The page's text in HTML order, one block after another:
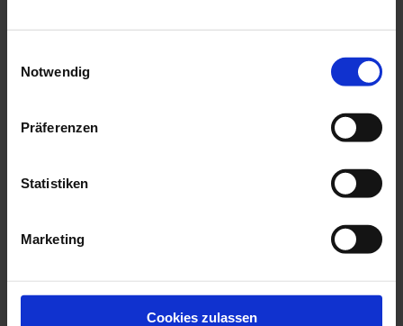
Notwendig
Präferenzen
Statistiken
Marketing
Cookies zulassen
Available
we think you’ll like these